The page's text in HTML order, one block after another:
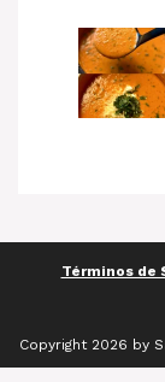
Términos de
Copyright 2026 by